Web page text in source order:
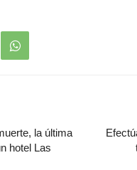
la última
hotel Las